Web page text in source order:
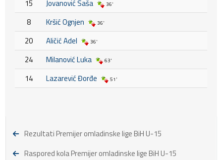
15 Jovanović Saša 36'
8 Kršić Ognjen 36'
20 Aličić Adel 36'
24 Milanović Luka 63'
14 Lazarević Đorđe 51'
Rezultati Premijer omladinske lige BiH U-15
Raspored kola Premijer omladinske lige BiH U-15